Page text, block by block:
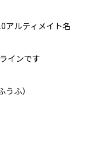
アルティメイト名
インです
ふ）